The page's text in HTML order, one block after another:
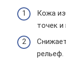
Кожа
точек и
рельеф.